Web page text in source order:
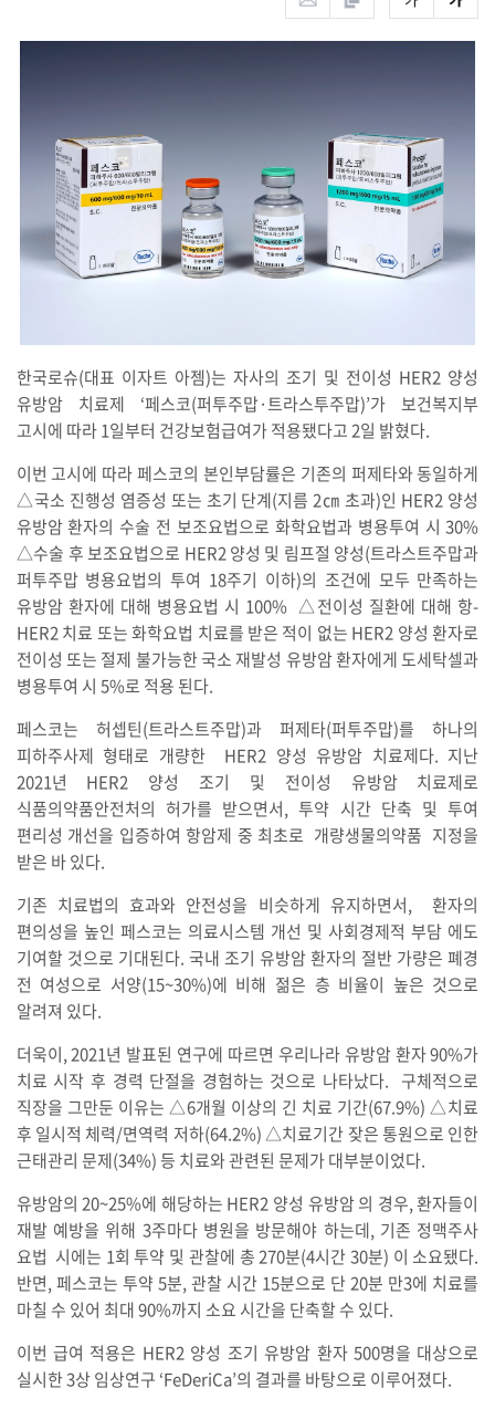
한국로슈(대표 이자트 아젬)는 자사의 조기 및 전이성 HER2 양성
유방암 치료제 ‘페스코(퍼투주맙·트라스투주맙)’가 보건복지부
고시에 따라 1일부터 건강보험급여가 적용됐다고 2일 밝혔다.
이번 고시에 따라 페스코의 본인부담률은 기존의 퍼제타와 동일하게
△국소 진행성 염증성 또는 초기 단계(지름 2㎝ 초과)인 HER2 양성
유방암 환자의 수술 전 보조요법으로 화학요법과 병용투여 시 30%
△수술 후 보조요법으로 HER2 양성 및 림프절 양성(트라스트주맙과
퍼투주맙 병용요법의 투여 18주기 이하)의 조건에 모두 만족하는
유방암 환자에 대해 병용요법 시 100% △전이성 질환에 대해 항-
HER2 치료 또는 화학요법 치료를 받은 적이 없는 HER2 양성 환자로
전이성 또는 절제 불가능한 국소 재발성 유방암 환자에게 도세탁셀과
병용투여 시 5%로 적용 된다.
페스코는 허셉틴(트라스트주맙)과 퍼제타(퍼투주맙)를 하나의
피하주사제 형태로 개량한 HER2 양성 유방암 치료제다. 지난
2021년 HER2 양성 조기 및 전이성 유방암 치료제로
식품의약품안전처의 허가를 받으면서, 투약 시간 단축 및 투여
편리성 개선을 입증하여 항암제 중 최초로 개량생물의약품 지정을
받은 바 있다.
기존 치료법의 효과와 안전성을 비슷하게 유지하면서, 환자의
편의성을 높인 페스코는 의료시스템 개선 및 사회경제적 부담 에도
기여할 것으로 기대된다. 국내 조기 유방암 환자의 절반 가량은 폐경
전 여성으로 서양(15~30%)에 비해 젊은 층 비율이 높은 것으로
알려져 있다.
더욱이, 2021년 발표된 연구에 따르면 우리나라 유방암 환자 90%가
치료 시작 후 경력 단절을 경험하는 것으로 나타났다. 구체적으로
직장을 그만둔 이유는 △6개월 이상의 긴 치료 기간(67.9%) △치료
후 일시적 체력/면역력 저하(64.2%) △치료기간 잦은 통원으로 인한
근태관리 문제(34%) 등 치료와 관련된 문제가 대부분이었다.
유방암의 20~25%에 해당하는 HER2 양성 유방암 의 경우, 환자들이
재발 예방을 위해 3주마다 병원을 방문해야 하는데, 기존 정맥주사
요법 시에는 1회 투약 및 관찰에 총 270분(4시간 30분) 이 소요됐다.
반면, 페스코는 투약 5분, 관찰 시간 15분으로 단 20분 만3에 치료를
마칠 수 있어 최대 90%까지 소요 시간을 단축할 수 있다.
이번 급여 적용은 HER2 양성 조기 유방암 환자 500명을 대상으로
실시한 3상 임상연구 ‘FeDeriCa’의 결과를 바탕으로 이루어졌다.